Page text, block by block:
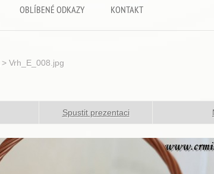
OBLÍBENÉ ODKAZY
KONTAKT
> Vrh_E_008.jpg
Spustit prezentaci